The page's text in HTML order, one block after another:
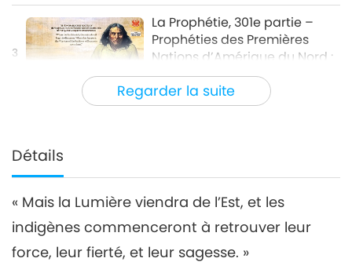
Regarder la suite
3
La Prophétie, 301e partie –
Prophéties des Premières
Nations d’Amérique du Nord :
les sept feux, les guerriers
arc-en-ciel, et l’ascension du
phénix
Série en plusieurs parties sur les
anciennes prédictions à propos de notre
2024-06-02
27:46
: les sept feux, les guerriers
arc-en-ciel, et l’ascension
du phénix
Série en plusieurs parties sur les
notre planète
2024-06-09 10496
Prophéties des Premières
Détails
« Mais la Lumière viendra de l’Est, et les
indigènes commenceront à retrouver leur
force, leur fierté, et leur sagesse. »